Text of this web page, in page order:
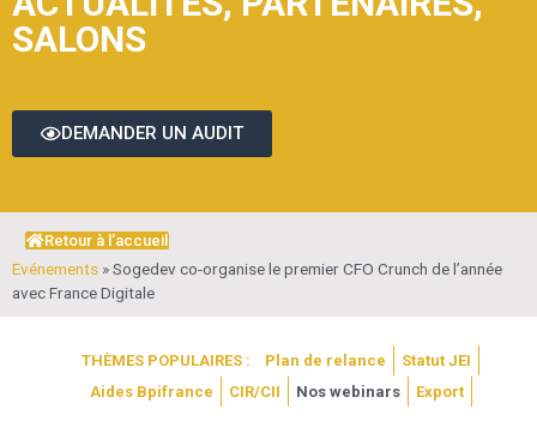
SALONS
DEMANDER UN AUDIT
Retour à l'accueil
Evénements »Sogedev co-organise le premier CFO Crunch de l’année
avec France Digitale
THÈMES POPULAIRES : Plan de relance
Statut JEI
Aides Bpifrance
CIR/CII Nos webinars Export